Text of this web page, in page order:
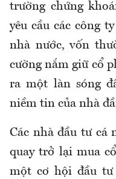
trường chứng
yêu cầu các công
nhà nước, vốn
cường nắm giữ cổ
ra một làn sóng
niềm tin của nhà
Các nhà đầu tư cá
quay trở lại mua
một cơ hội đầu